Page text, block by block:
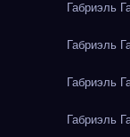
Габриэль
Габриэль
Габриэль
Габриэль